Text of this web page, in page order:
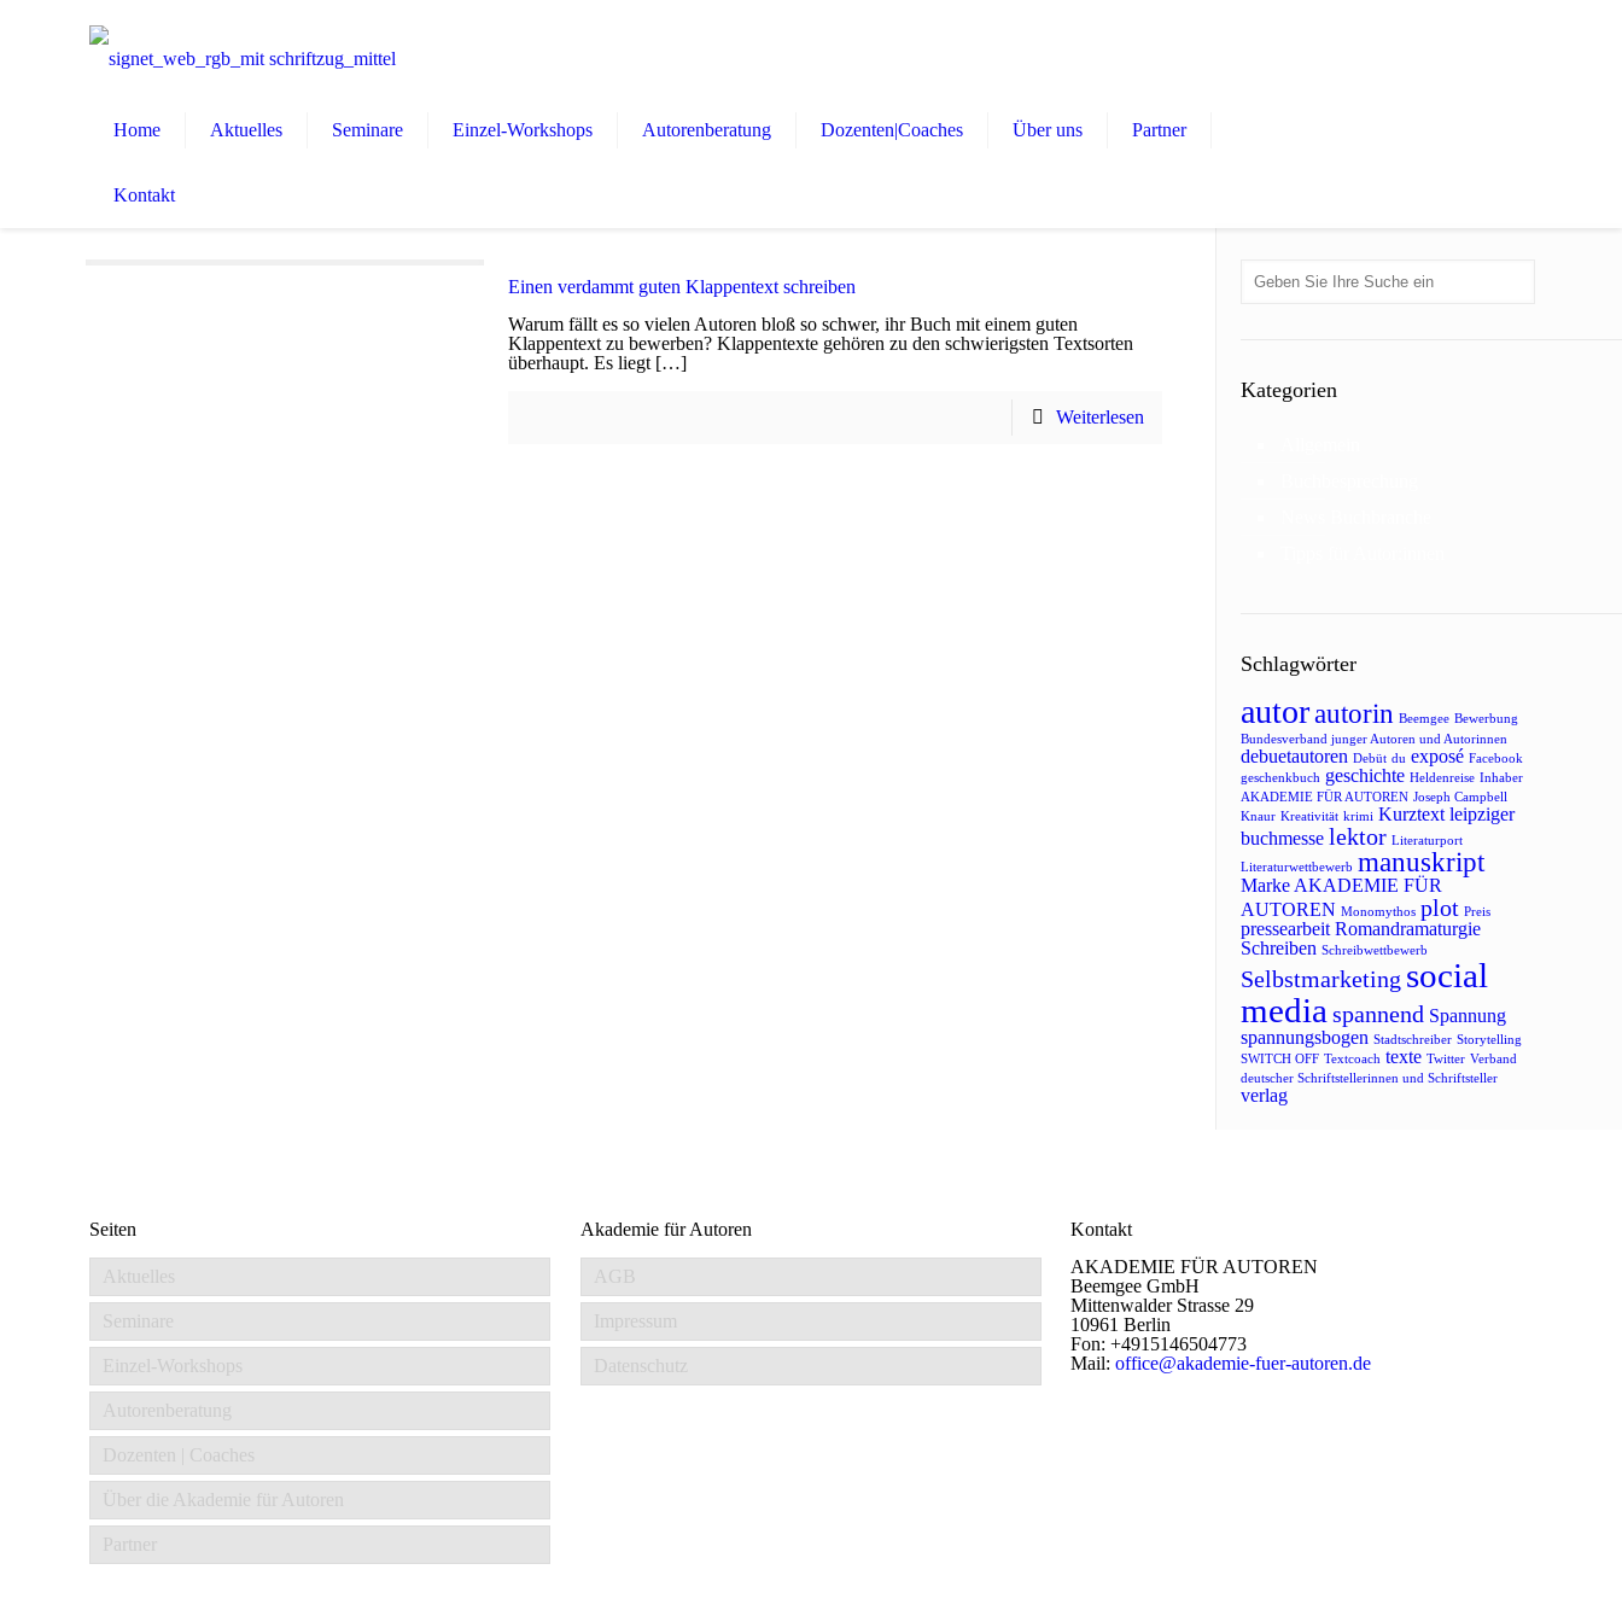
Home Aktuelles Seminare Einzel-Workshops Autorenberatung Dozenten|Coaches Über uns Partner
Kontakt
Einen verdammt guten Klappentext schreiben
Warum fällt es so vielen Autoren bloß so schwer, ihr Buch mit einem guten
Klappentext zu bewerben? Klappentexte gehören zu den schwierigsten Textsorten
überhaupt. Es liegt […]
Weiterlesen
Kategorien
Schlagwörter
autorautorin Beemgee Bewerbung
Bundesverband junger Autoren und Autorinnen
debuetautoren Debüt du exposé Facebook
geschenkbuch geschichte Heldenreise Inhaber
AKADEMIE FÜR AUTOREN Joseph Campbell
Knaur Kreativität krimi Kurztext leipziger
buchmesse lektor Literaturport
Literaturwettbewerb manuskript
Marke AKADEMIE FÜR
AUTOREN Monomythos plot Preis
pressearbeit Romandramaturgie
Schreiben Schreibwettbewerb
Selbstmarketing social
media spannend Spannung
spannungsbogen Stadtschreiber Storytelling
SWITCH OFF Textcoach texte Twitter Verband
deutscher Schriftstellerinnen und Schriftsteller
verlag
Seiten
Aktuelles
Seminare
Einzel-Workshops
Autorenberatung
Dozenten | Coaches
Über die Akademie für Autoren
Partner
Akademie für Autoren
AGB
Impressum
Datenschutz
Kontakt
AKADEMIE FÜR AUTOREN
Beemgee GmbH
Mittenwalder Strasse 29
10961 Berlin
Fon: +4915146504773
Mail:office@akademie-fuer-autoren.de